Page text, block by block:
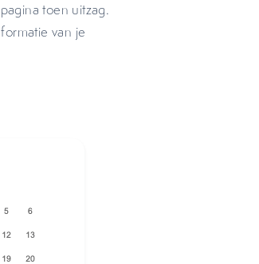
toen uitzag.
van je